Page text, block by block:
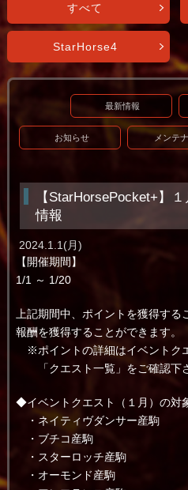
すべて
StarHorse4
最新情報
お知らせ メンテ
【StarHorsePocket+】
情報
2024.1.1(月)
【開催期間】
1/1 ～ 1/20
上記期間中、ポイントを獲得する
報酬を獲得することができます。
※ポイントの詳細はイベントク
「クエスト一覧」をご確認下さ
◆イベントクエスト（１月）の対
・ネイティヴダンサー産駒
・ブチコ産駒
・スターロッチ産駒
・オーモンド産駒